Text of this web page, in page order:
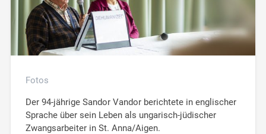
Fotos
Der 94-jährige Sandor Vandor berichtete in englischer
Sprache über sein Leben als ungarisch-jüdischer
Zwangsarbeiter in St. Anna/Aigen.